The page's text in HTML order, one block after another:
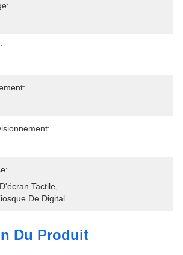
Tactile
De Digital
Du Produit